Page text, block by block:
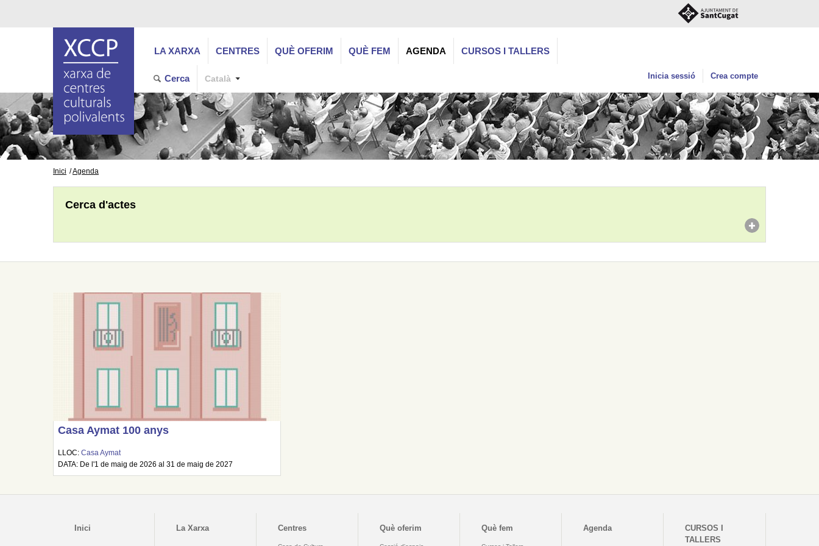
LA XARXA CENTRES QUÈ OFERIM QUÈ FEM AGENDA CURSOS I TALLERS
Cerca Català Inicia sessió Crea compte
Inici Agenda
Cerca d'actes
Casa Aymat 100 anys
LLOC:Casa Aymat
DATA: De l'1 de maig de 2026 al 31 de maig de 2027
Inici La Xarxa Centres Què oferim Què fem Agenda
CURSOS I
TALLERS